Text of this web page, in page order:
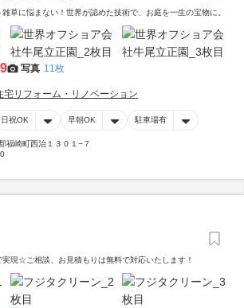
草に悩まない！世界が認めた技術で、お庭を一生の宝物に。
写真 11枚
宅リフォーム・リノベーション
日祝OK 早朝OK 駐車場有
福崎町西治１３０１−７
実現☆ご相談、お見積もりは無料で対応いたします！